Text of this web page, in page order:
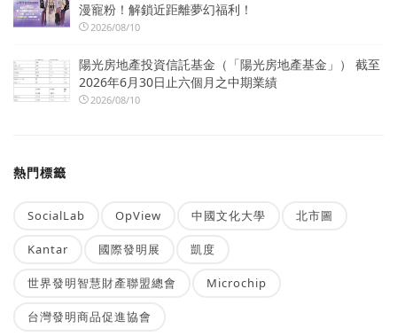
漫寵粉！解鎖近距離夢幻福利！
2026/08/10
陽光房地產投資信託基金（「陽光房地產基金」） 截至
2026年6月30日止六個月之中期業績
2026/08/10
熱門標籤
SocialLab OpView 中國文化大學 北市圖
Kantar 國際發明展 凱度
世界發明智慧財產聯盟總會 Microchip
台灣發明商品促進協會